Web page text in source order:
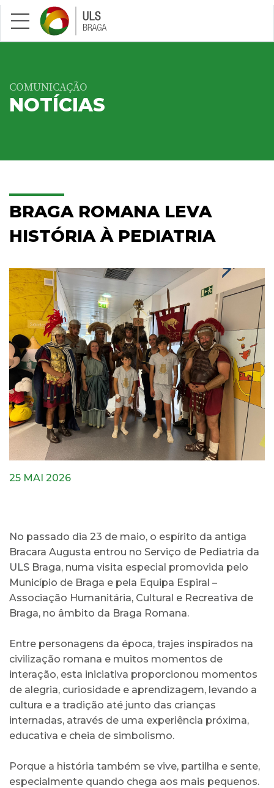
Saltar para conteúdo principal
COMUNICAÇÃO
NOTÍCIAS
BRAGA ROMANA LEVA
HISTÓRIA À PEDIATRIA
25 MAI 2026
No passado dia 23 de maio, o espírito da antiga
Bracara Augusta entrou no Serviço de Pediatria da
ULS Braga, numa visita especial promovida pelo
Município de Braga e pela Equipa Espiral –
Associação Humanitária, Cultural e Recreativa de
Braga, no âmbito da Braga Romana.
Entre personagens da época, trajes inspirados na
civilização romana e muitos momentos de
interação, esta iniciativa proporcionou momentos
de alegria, curiosidade e aprendizagem, levando a
cultura e a tradição até junto das crianças
internadas, através de uma experiência próxima,
educativa e cheia de simbolismo.
Porque a história também se vive, partilha e sente,
especialmente quando chega aos mais pequenos.